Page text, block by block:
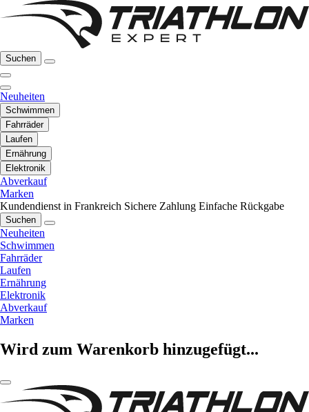
Suchen
Neuheiten
Schwimmen
Fahrräder
Laufen
Ernährung
Elektronik
Abverkauf
Marken
Kundendienst in Frankreich Sichere Zahlung Einfache Rückgabe
Suchen
Neuheiten
Schwimmen
Fahrräder
Laufen
Ernährung
Elektronik
Abverkauf
Marken
Wird zum Warenkorb hinzugefügt...